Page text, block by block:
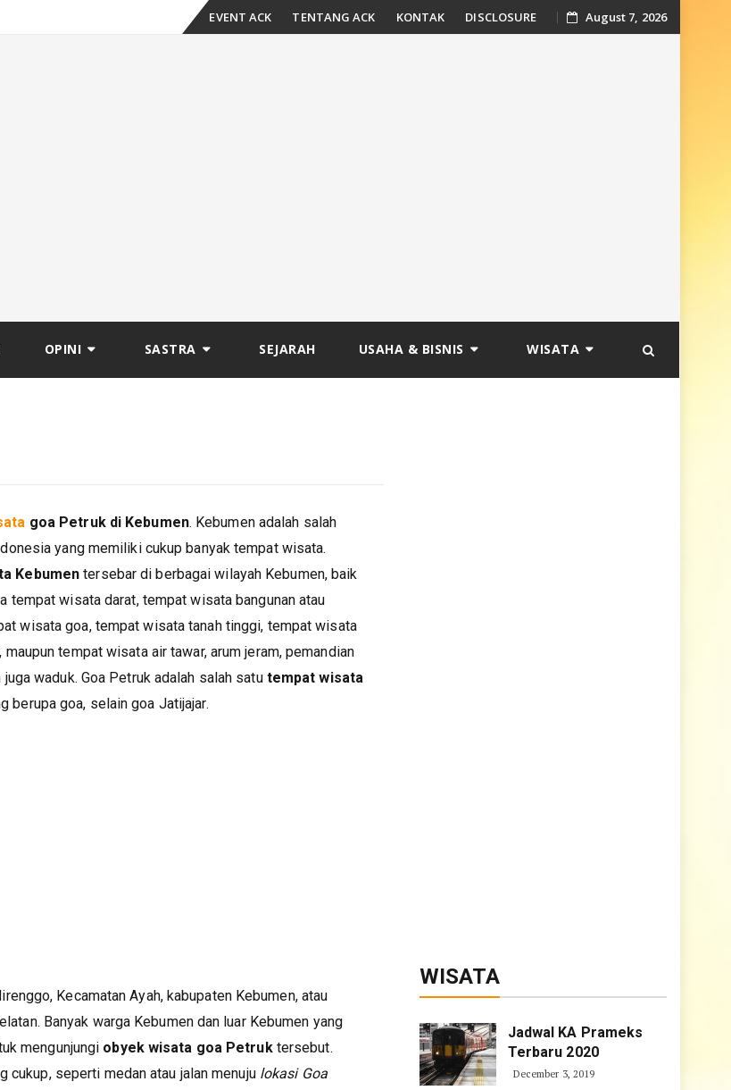
SkipEVENT ACK TENTANG ACK KONTAK DISCLOSURE August 7, 2026
OPINI SASTRA SEJARAH USAHA & BISNIS WISATA
goa Petruk di Kebumen. Kebumen adalah salah
yang memiliki cukup banyak tempat wisata.
Kebumen tersebar di berbagai wilayah Kebumen, baik
tempat wisata darat, tempat wisata bangunan atau
wisata goa, tempat wisata tanah tinggi, tempat wisata
maupun tempat wisata air tawar, arum jeram, pemandian
juga waduk. Goa Petruk adalah salah satu tempat wisata
berupa goa, selain goa Jatijajar.
Kecamatan Ayah, kabupaten Kebumen, atau
Banyak warga Kebumen dan luar Kebumen yang
mengunjungi obyek wisata goa Petruktersebut.
cukup, seperti medan atau jalan menuju lokasi Goa
WISATA
Jadwal KA Prameks
Terbaru 2020
December 3, 2019